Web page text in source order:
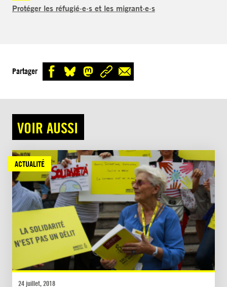
Protéger les réfugié·e·s et les migrant·e·s
Partager
VOIR AUSSI
ACTUALITÉ
24 juillet, 2018